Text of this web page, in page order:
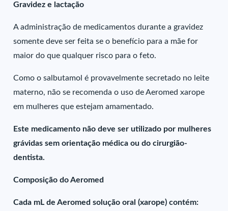
Gravidez e lactação
A administração de medicamentos durante a gravidez
somente deve ser feita se o benefício para a mãe for
maior do que qualquer risco para o feto.
Como o salbutamol é provavelmente secretado no leite
materno, não se recomenda o uso de Aeromed xarope
em mulheres que estejam amamentado.
Este medicamento não deve ser utilizado por mulheres
grávidas sem orientação médica ou do cirurgião-
dentista.
Composição do Aeromed
Cada mL de Aeromed solução oral (xarope) contém: